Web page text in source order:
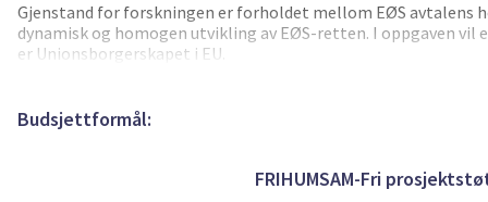
Gjenstand for forskningen er forholdet mellom EØS avtalens
dynamisk og homogen utvikling av EØS-retten. I oppgaven
er Unionsborgerskapet i EU.
Budsjettformål:
FRIHUMSAM-Fri